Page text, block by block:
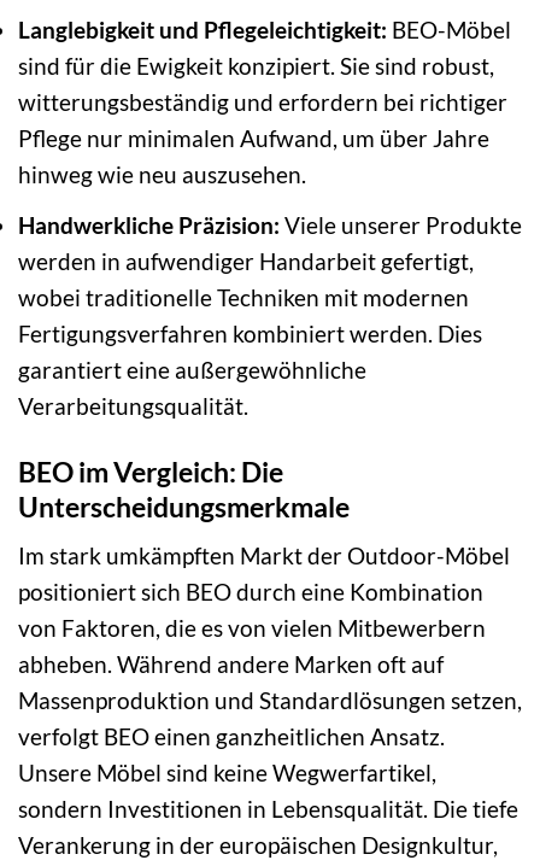
Langlebigkeit und Pflegeleichtigkeit: BEO-Möbel
sind für die Ewigkeit konzipiert. Sie sind robust,
witterungsbeständig und erfordern bei richtiger
Pflege nur minimalen Aufwand, um über Jahre
hinweg wie neu auszusehen.
Handwerkliche Präzision: Viele unserer Produkte
werden in aufwendiger Handarbeit gefertigt,
wobei traditionelle Techniken mit modernen
Fertigungsverfahren kombiniert werden. Dies
garantiert eine außergewöhnliche
Verarbeitungsqualität.
BEO im Vergleich: Die
Unterscheidungsmerkmale
Im stark umkämpften Markt der Outdoor-Möbel
positioniert sich BEO durch eine Kombination
von Faktoren, die es von vielen Mitbewerbern
abheben. Während andere Marken oft auf
Massenproduktion und Standardlösungen setzen,
verfolgt BEO einen ganzheitlichen Ansatz.
Unsere Möbel sind keine Wegwerfartikel,
sondern Investitionen in Lebensqualität. Die tiefe
Verankerung in der europäischen Designkultur,